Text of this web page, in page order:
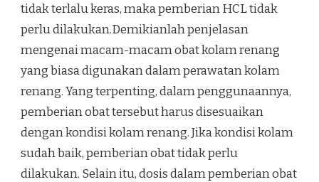
tidak terlalu keras, maka pemberian HCL tidak
perlu dilakukan.Demikianlah penjelasan
mengenai macam-macam obat kolam renang
yang biasa digunakan dalam perawatan kolam
renang. Yang terpenting, dalam penggunaannya,
pemberian obat tersebut harus disesuaikan
dengan kondisi kolam renang. Jika kondisi kolam
sudah baik, pemberian obat tidak perlu
dilakukan. Selain itu, dosis dalam pemberian obat